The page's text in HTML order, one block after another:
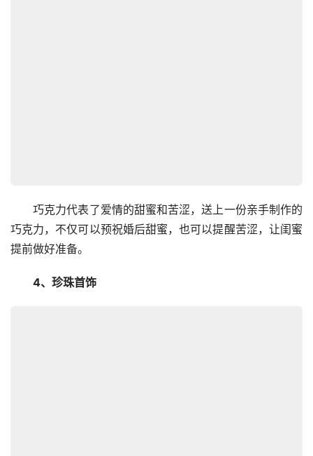
巧克力代表了爱情的甜蜜和苦涩，送上一份亲手制作的
巧克力，不仅可以预祝婚后甜蜜，也可以提醒苦涩，让闺蜜
提前做好准备。
4、珍珠首饰